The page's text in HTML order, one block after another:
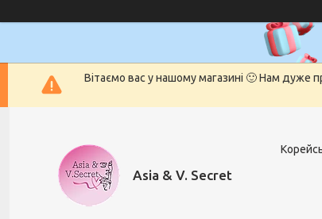
Вітаємо вас у нашому магазині 🙂 Нам
Asia & V. Secret